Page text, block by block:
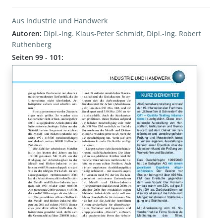
Aus Industrie und Handwerk
Autoren: Dipl.-Ing. Klaus-Peter Schmidt, Dipl.-Ing. Robert
Ruthenberg
Seiten 99 - 101: